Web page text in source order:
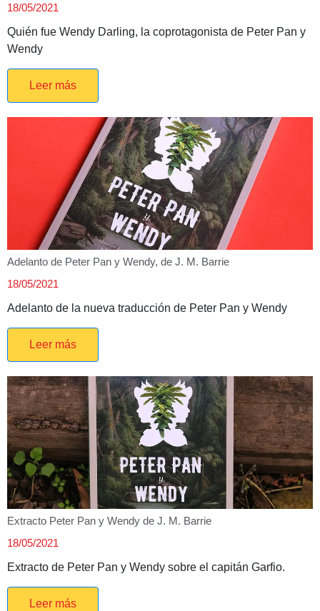
18/05/2021
Quién fue Wendy Darling, la coprotagonista de Peter Pan y
Wendy
Leer más
Adelanto de Peter Pan y Wendy, de J. M. Barrie
18/05/2021
Adelanto de la nueva traducción de Peter Pan y Wendy
Leer más
Extracto Peter Pan y Wendy de J. M. Barrie
18/05/2021
Extracto de Peter Pan y Wendy sobre el capitán Garfio.
Leer más